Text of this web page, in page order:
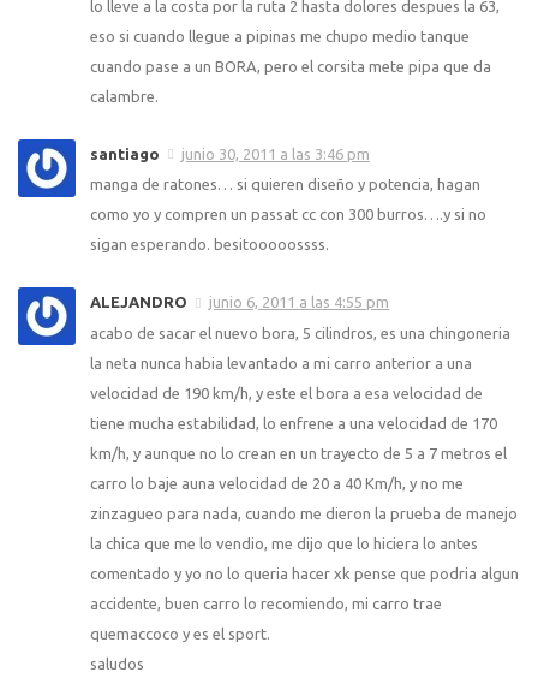
lo lleve a la costa por la ruta 2 hasta dolores despues la 63,
eso si cuando llegue a pipinas me chupo medio tanque
cuando pase a un BORA, pero el corsita mete pipa que da
calambre.
santiago
junio 30, 2011 a las 3:46 pm
manga de ratones… si quieren diseño y potencia, hagan
como yo y compren un passat cc con 300 burros….y si no
sigan esperando. besitooooossss.
ALEJANDRO
junio 6, 2011 a las 4:55 pm
acabo de sacar el nuevo bora, 5 cilindros, es una chingoneria
la neta nunca habia levantado a mi carro anterior a una
velocidad de 190 km/h, y este el bora a esa velocidad de
tiene mucha estabilidad, lo enfrene a una velocidad de 170
km/h, y aunque no lo crean en un trayecto de 5 a 7 metros el
carro lo baje auna velocidad de 20 a 40 Km/h, y no me
zinzagueo para nada, cuando me dieron la prueba de manejo
la chica que me lo vendio, me dijo que lo hiciera lo antes
comentado y yo no lo queria hacer xk pense que podria algun
accidente, buen carro lo recomiendo, mi carro trae
quemaccoco y es el sport.
saludos